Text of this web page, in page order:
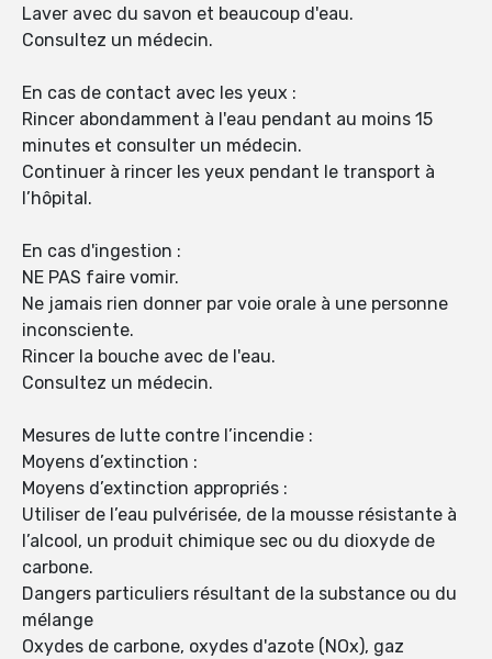
Laver avec du savon et beaucoup d'eau.
Consultez un médecin.
En cas de contact avec les yeux :
Rincer abondamment à l'eau pendant au moins 15
minutes et consulter un médecin.
Continuer à rincer les yeux pendant le transport à
l’hôpital.
En cas d'ingestion :
NE PAS faire vomir.
Ne jamais rien donner par voie orale à une personne
inconsciente.
Rincer la bouche avec de l'eau.
Consultez un médecin.
Mesures de lutte contre l’incendie :
Moyens d’extinction :
Moyens d’extinction appropriés :
Utiliser de l’eau pulvérisée, de la mousse résistante à
l’alcool, un produit chimique sec ou du dioxyde de
carbone.
Dangers particuliers résultant de la substance ou du
mélange
Oxydes de carbone, oxydes d'azote (NOx), gaz